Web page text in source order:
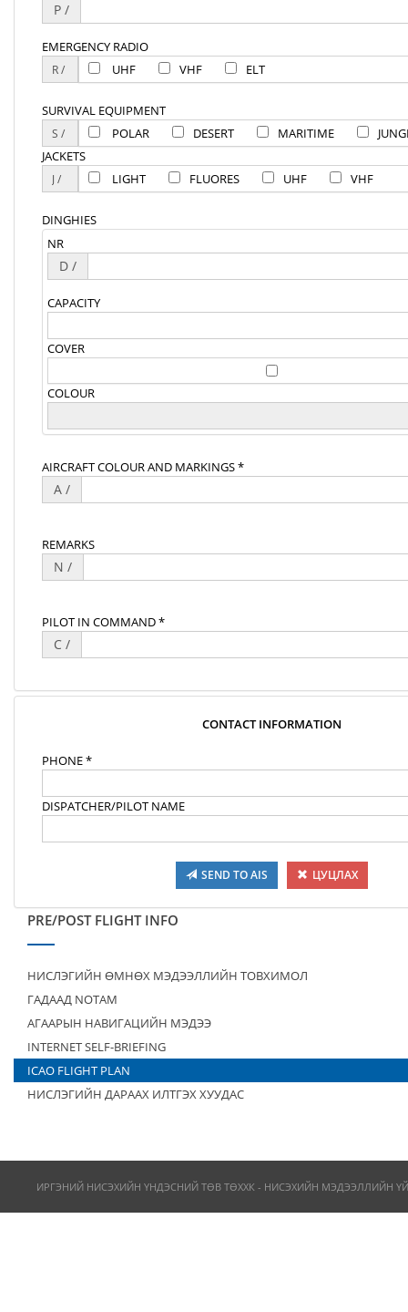
P /
EMERGENCY RADIO
UHF
VHF ELT
SURVIVAL EQUIPMENT
POLAR
DESERT MARITIME
JACKETS
LIGHT
FLUORES UHF VHF
DINGHIES
NR
D /
CAPACITY
COVER
COLOUR
AIRCRAFT COLOUR AND MARKINGS *
A /
REMARKS
N /
PILOT IN COMMAND *
C /
CONTACT INFORMATION
PHONE *
DISPATCHER/PILOT NAME
SEND TO AIS ЦУЦЛАХ
PRE/POST FLIGHT INFO
НИСЛЭГИЙН ӨМНӨХ МЭДЭЭЛЛИЙН ТОВХИМОЛ
ГАДААД NOTAM
АГААРЫН НАВИГАЦИЙН МЭДЭЭ
INTERNET SELF-BRIEFING
ICAO FLIGHT PLAN
НИСЛЭГИЙН ДАРААХ ИЛТГЭХ ХУУДАС
ИРГЭНИЙ НИСЭХИЙН ҮНДЭСНИЙ ТӨВ ТӨХХК - НИСЭХИЙН МЭДЭЭЛЛИЙН